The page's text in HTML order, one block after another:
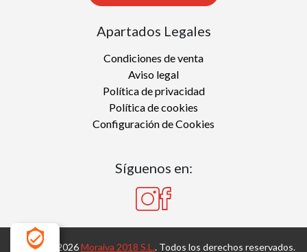
Apartados Legales
Condiciones de venta
Aviso legal
Política de privacidad
Política de cookies
Configuración de Cookies
Síguenos en:
Copyright 2026Moraiva 2018 S.L.. Todos los derechos reservados.